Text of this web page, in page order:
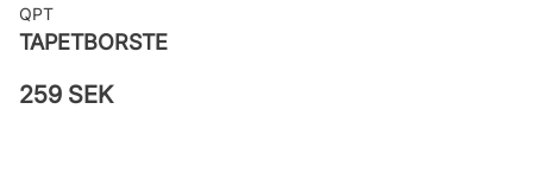
QPT
TAPETBORSTE
259 SEK